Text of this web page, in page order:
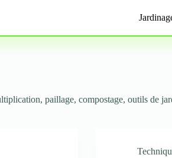
paillage, compostage, outils de